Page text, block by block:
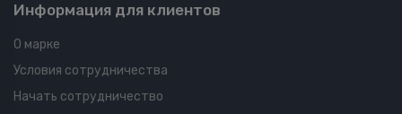
Информация для клиентов
О марке
Условия сотрудничества
Начать сотрудничество